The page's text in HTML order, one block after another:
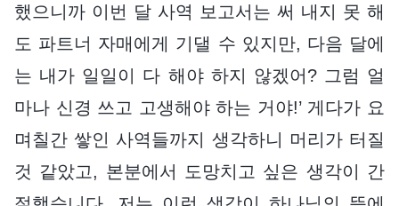
했으니까 이번 달 사역 보고서는 써 내지 못 해
도 파트너 자매에게 기댈 수 있지만, 다음 달에
는 내가 일일이 다 해야 하지 않겠어? 그럼 얼
마나 신경 쓰고 고생해야 하는 거야!’ 게다가 요
며칠간 쌓인 사역들까지 생각하니 머리가 터질
것 같았고, 본분에서 도망치고 싶은 생각이 간